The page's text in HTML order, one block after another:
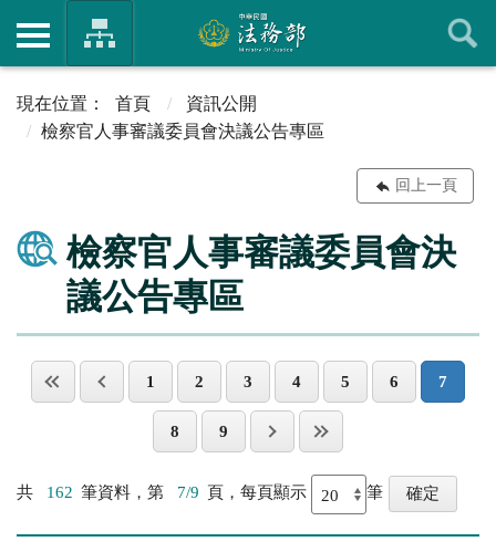
首頁
資訊公開
檢察官人事審議委員會決議公告專區
回上一頁
檢察官人事審議委員會決
議公告專區
1 2 3 4 5 6 7
8 9
共 162 筆資料，第 7/9 頁，每頁顯示 筆